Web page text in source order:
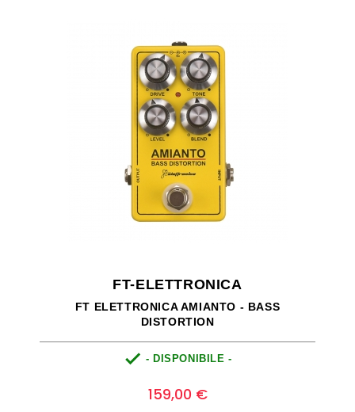
FT-ELETTRONICA
FT ELETTRONICA AMIANTO - BASS
DISTORTION
 - DISPONIBILE -
159,00 €